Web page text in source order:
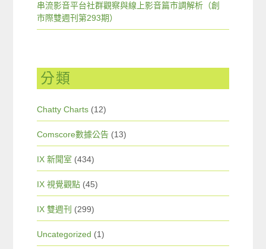
串流影音平台社群觀察與線上影音篇市調解析（創
市際雙週刊第293期）
分類
Chatty Charts (12)
Comscore數據公告 (13)
IX 新聞室 (434)
IX 視覺觀點 (45)
IX 雙週刊 (299)
Uncategorized (1)